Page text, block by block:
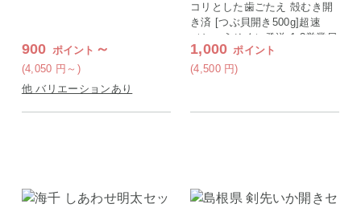
900 ポイント ～
(4,050 円 ～)
他 バリエーションあり
コリとした歯ごたえ 殻むき開
き済 [つぶ貝開き500g]超速
（ちょうそく）発送 1-3営業日
以内に発送予定 土日祝除く
1,000 ポイント
(4,500 円)